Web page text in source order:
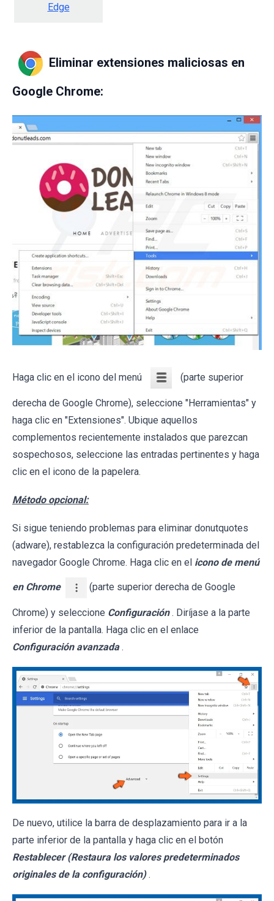
Edge
Eliminar extensiones maliciosas en
Google Chrome:
Haga clic en el icono del menú (parte superior
derecha de Google Chrome), seleccione "Herramientas" y
haga clic en "Extensiones". Ubique aquellos
complementos recientemente instalados que parezcan
sospechosos, seleccione las entradas pertinentes y haga
clic en el icono de la papelera.
Método opcional:
Si sigue teniendo problemas para eliminar donutquotes
(adware), restablezca la configuración predeterminada del
navegador Google Chrome. Haga clic en el icono de menú
en Chrome (parte superior derecha de Google
Chrome) y seleccione Configuración . Diríjase a la parte
inferior de la pantalla. Haga clic en el enlace
Configuración avanzada .
De nuevo, utilice la barra de desplazamiento para ir a la
parte inferior de la pantalla y haga clic en el botón
Restablecer (Restaura los valores predeterminados
originales de la configuración) .